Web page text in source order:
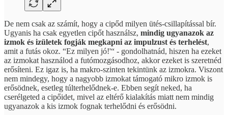
De nem csak az számít, hogy a cipőd milyen ütés-csillapítással bír.
Ugyanis ha csak egyetlen cipőt használsz, mindig ugyanazok az
izmok és izületek fogják megkapni az impulzust és terhelést,
amit a futás okoz. “Ez milyen jó!'“ - gondolhatnád, hiszen ha ezeket
az izmokat használod a futómozgásodhoz, akkor ezeket is szeretnéd
erősíteni. Ez igaz is, ha makro-szinten tekintünk az izmokra. Viszont
nem mindegy, hogy a nagyobb izmokat támogató mikro izmok is
erősödnek, esetleg túlterhelődnek-e. Ebben segít neked, ha
cserélgeted a cipőidet, mivel az eltérő kialakítás miatt nem mindig
ugyanazok a kis izmok fognak terhelődni és erősödni.